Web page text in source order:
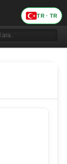
Dil TR · TR